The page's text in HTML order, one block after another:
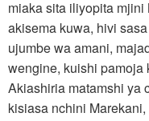
miaka sita iliyopita
akisema kuwa, hivi
ujumbe wa amani,
wengine, kuishi pamoja
Akiashiria matamshi ya
kisiasa nchini